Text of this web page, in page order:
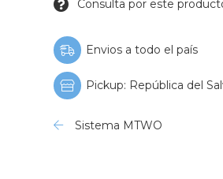
Consulta por este
Envios a todo el país
Pickup: República del
Sistema MTWO